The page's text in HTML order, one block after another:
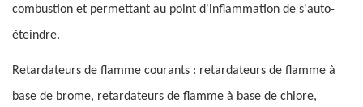
combustion et permettant au point d'inflammation de s'auto-
éteindre.
Retardateurs de flamme courants : retardateurs de flamme à
base de brome, retardateurs de flamme à base de chlore,